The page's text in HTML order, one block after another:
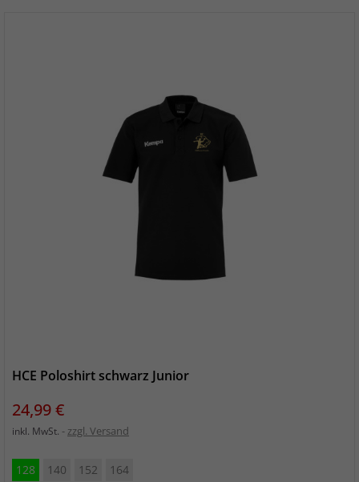
HCE Poloshirt schwarz Junior
Preis
24,99 €
inkl. MwSt. zzgl. Versand
128 140 152 164